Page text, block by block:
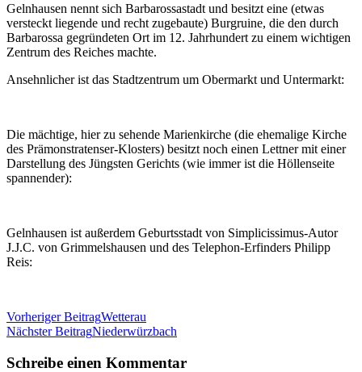
Gelnhausen nennt sich Barbarossastadt und besitzt eine (etwas
versteckt liegende und recht zugebaute) Burgruine, die den durch
Barbarossa gegründeten Ort im 12. Jahrhundert zu einem wichtigen
Zentrum des Reiches machte.
Ansehnlicher ist das Stadtzentrum um Obermarkt und Untermarkt:
Die mächtige, hier zu sehende Marienkirche (die ehemalige Kirche
des Prämonstratenser-Klosters) besitzt noch einen Lettner mit einer
Darstellung des Jüngsten Gerichts (wie immer ist die Höllenseite
spannender):
Gelnhausen ist außerdem Geburtsstadt von Simplicissimus-Autor
J.J.C. von Grimmelshausen und des Telephon-Erfinders Philipp
Reis:
Beitragsnavigation
Vorheriger BeitragWetterau
Nächster BeitragNiederwürzbach
Schreibe einen Kommentar